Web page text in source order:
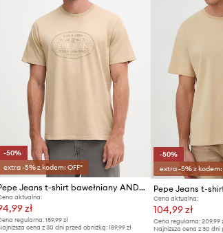
-50%
extra -5% z kodem: OFF*
Pepe Jeans t-shirt bawełniany ANDER
aktualna:
zł
regularna:189,99 zł
cena z 30 dni przed obniżką:189,99 zł
-50%
extra -5% z kodem:
Cena aktualna:
104,99 zł
Cena regularna: 209,99
Najniższa cena z 30 dni